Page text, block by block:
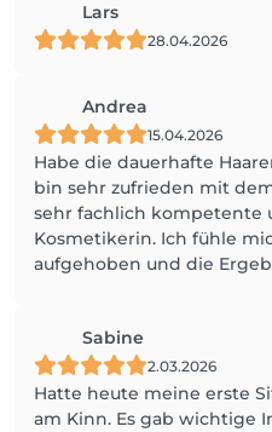
Lars
28.04.2026
Andrea
15.04.2026
Habe die dauerhafte
bin sehr zufrieden mit
sehr fachlich kompetente
Kosmetikerin. Ich fühle
aufgehoben und die
Sabine
2.03.2026
Hatte heute meine erste
am Kinn. Es gab wichtige